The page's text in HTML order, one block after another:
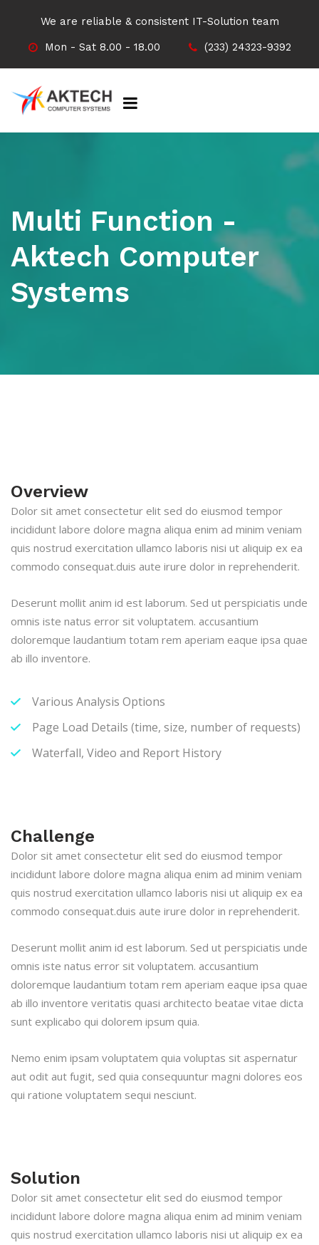
We are reliable & consistent IT-Solution team
Mon - Sat 8.00 - 18.00
(233) 24323-9392
Multi Function -
Aktech Computer
Systems
Overview
Dolor sit amet consectetur elit sed do eiusmod tempor
incididunt labore dolore magna aliqua enim ad minim veniam
quis nostrud exercitation ullamco laboris nisi ut aliquip ex ea
commodo consequat.duis aute irure dolor in reprehenderit.
Deserunt mollit anim id est laborum. Sed ut perspiciatis unde
omnis iste natus error sit voluptatem. accusantium
doloremque laudantium totam rem aperiam eaque ipsa quae
ab illo inventore.
Various Analysis Options
Page Load Details (time, size, number of requests)
Waterfall, Video and Report History
Challenge
Dolor sit amet consectetur elit sed do eiusmod tempor
incididunt labore dolore magna aliqua enim ad minim veniam
quis nostrud exercitation ullamco laboris nisi ut aliquip ex ea
commodo consequat.duis aute irure dolor in reprehenderit.
Deserunt mollit anim id est laborum. Sed ut perspiciatis unde
omnis iste natus error sit voluptatem. accusantium
doloremque laudantium totam rem aperiam eaque ipsa quae
ab illo inventore veritatis quasi architecto beatae vitae dicta
sunt explicabo qui dolorem ipsum quia.
Nemo enim ipsam voluptatem quia voluptas sit aspernatur
aut odit aut fugit, sed quia consequuntur magni dolores eos
qui ratione voluptatem sequi nesciunt.
Solution
Dolor sit amet consectetur elit sed do eiusmod tempor
incididunt labore dolore magna aliqua enim ad minim veniam
quis nostrud exercitation ullamco laboris nisi ut aliquip ex ea